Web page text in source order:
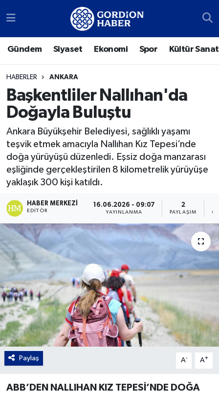
Gündem Siyaset Ekonomi Spor Kültür Sanat
HABERLER ANKARA
Başkentliler Nallıhan'da
Doğayla Buluştu
Ankara Büyükşehir Belediyesi, sağlıklı yaşamı
teşvik etmek amacıyla Nallıhan Kız Tepesi’nde
doğa yürüyüşü düzenledi. Eşsiz doğa manzarası
eşliğinde gerçekleştirilen 8 kilometrelik yürüyüşe
yaklaşık 300 kişi katıldı.
HABER MERKEZI
EDITÖR
16.06.2026 - 09:07
YAYINLANMA
2
PAYLAŞIM
Paylaş A- A+
ABB’DEN NALLIHAN KIZ TEPESİ’NDE DOĞA
Sosyal Medya Hesaplarımız
Siyaset
Ekonomi
Spor
Kültür Sanat
Türk Dünyası
Polatlı
Gordion
Ankara Nöbetçi Eczaneler
Ankara Trafik Yoğunluk Haritası
Süper Lig Puan Durumu ve Fikstür
Tüm Manşetler
Son Dakika Haberleri
Haber Arşivi